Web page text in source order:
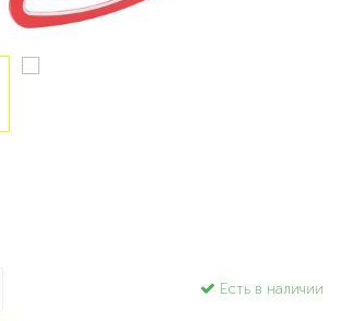
Есть в наличии